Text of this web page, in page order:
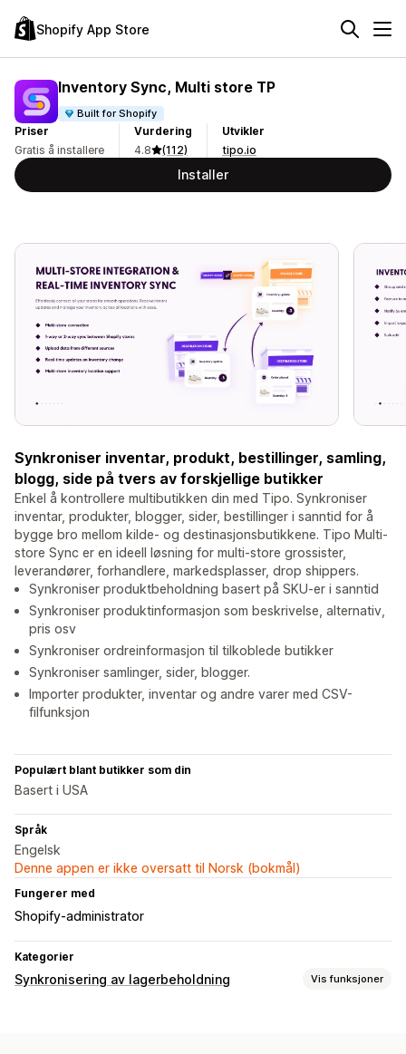
Shopify App Store
Inventory Sync, Multi store TP
Built for Shopify
Priser
Gratis å installere
Vurdering
4.8
(112)
Utvikler
tipo.io
Installer
Synkroniser inventar, produkt, bestillinger, samling,
blogg, side på tvers av forskjellige butikker
Enkel å kontrollere multibutikken din med Tipo. Synkroniser
inventar, produkter, blogger, sider, bestillinger i sanntid for å
bygge bro mellom kilde- og destinasjonsbutikkene. Tipo Multi-
store Sync er en ideell løsning for multi-store grossister,
leverandører, forhandlere, markedsplasser, drop shippers.
Synkroniser produktbeholdning basert på SKU-er i sanntid
Synkroniser produktinformasjon som beskrivelse, alternativ,
pris osv
Synkroniser ordreinformasjon til tilkoblede butikker
Synkroniser samlinger, sider, blogger.
Importer produkter, inventar og andre varer med CSV-
filfunksjon
Populært blant butikker som din
Basert i USA
Språk
Engelsk
Denne appen er ikke oversatt til Norsk (bokmål)
Fungerer med
Shopify-administrator
Kategorier
Synkronisering av lagerbeholdning Vis funksjoner